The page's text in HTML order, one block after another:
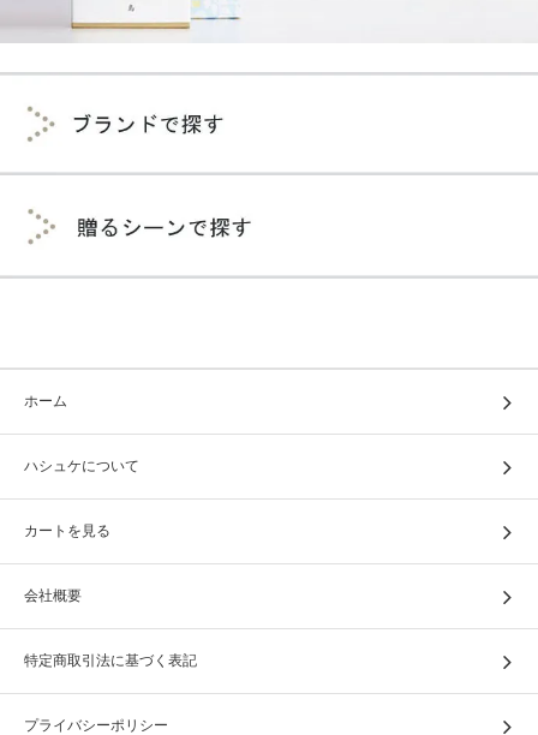
ホーム
ハシュケについて
カートを見る
会社概要
特定商取引法に基づく表記
プライバシーポリシー